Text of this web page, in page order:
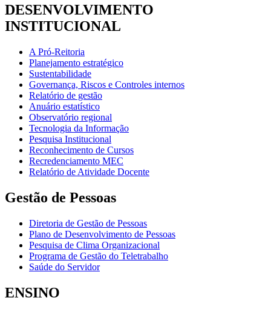
DESENVOLVIMENTO
INSTITUCIONAL
A Pró-Reitoria
Planejamento estratégico
Sustentabilidade
Governança, Riscos e Controles internos
Relatório de gestão
Anuário estatístico
Observatório regional
Tecnologia da Informação
Pesquisa Institucional
Reconhecimento de Cursos
Recredenciamento MEC
Relatório de Atividade Docente
Gestão de Pessoas
Diretoria de Gestão de Pessoas
Plano de Desenvolvimento de Pessoas
Pesquisa de Clima Organizacional
Programa de Gestão do Teletrabalho
Saúde do Servidor
ENSINO